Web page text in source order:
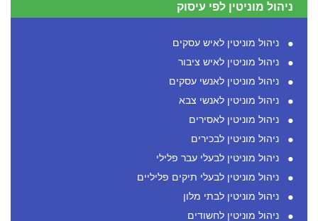
ניהול מוניטין לפי עיסוק
ניהול מוניטין לאיש עסקים
ניהול מוניטין לאיש ציבור
ניהול מוניטין לאנשי עסקים
ניהול מוניטין לאנשי צבא
ניהול מוניטין לאסירים
ניהול מוניטין לבכירים
ניהול מוניטין לבעלי עבר פלילי
ניהול מוניטין לבעלי תיקים פליליים
ניהול מוניטין לבתי מלון
ניהול מוניטין לחשודים